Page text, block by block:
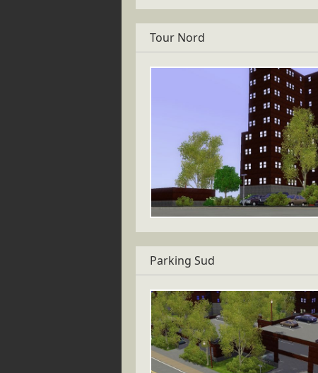
Tour Nord
Parking Sud